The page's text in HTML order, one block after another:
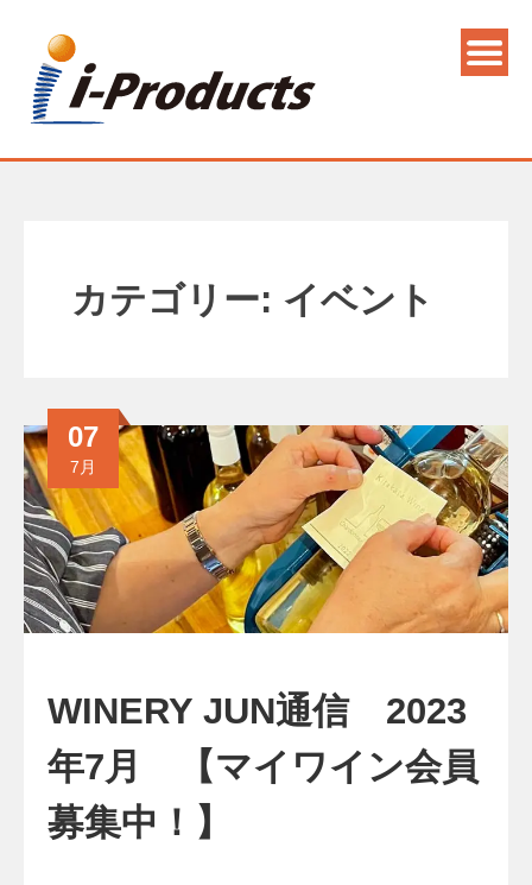
カテゴリー: イベント
WINERY JUN通信 2023
年7月 【マイワイン会員
募集中！】
07
7月